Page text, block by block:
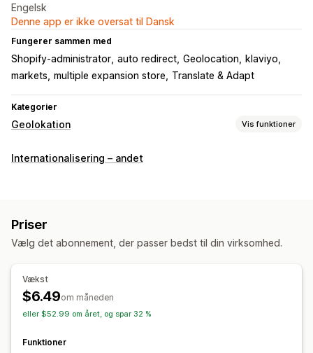
Engelsk
Denne app er ikke oversat til Dansk
Fungerer sammen med
Shopify-administrator auto redirect Geolocation
klaviyo
markets multiple expansion store Translate & Adapt
Kategorier
Geolokation Vis funktioner
Blokering
Omdirigeringer
IP-adresse
Sprog
Pop op-widget
Manuel omdirigering
Indstillinger for tilpasning til lokale forhold
Valutaskifter Landevælger Sprogskifter
Valutakonvertering
Internationalisering – andet
Priser
Vælg det abonnement, der passer bedst til din virksomhed.
Vækst
$6.49om måneden
eller $52.99 om året, og spar 32 %
Funktioner